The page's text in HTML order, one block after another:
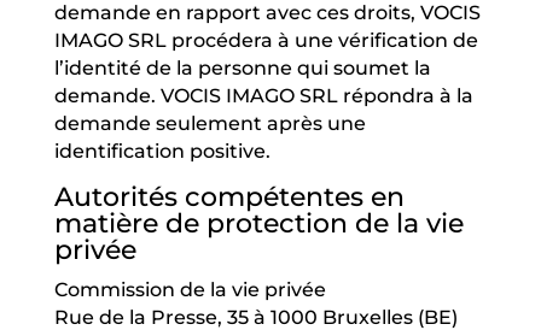
demande en rapport avec ces droits, VOCIS
IMAGO SRL procédera à une vérification de
l’identité de la personne qui soumet la
demande. VOCIS IMAGO SRL répondra à la
demande seulement après une
identification positive.
Autorités compétentes en
matière de protection de la vie
privée
Commission de la vie privée
Rue de la Presse, 35 à 1000 Bruxelles (BE)